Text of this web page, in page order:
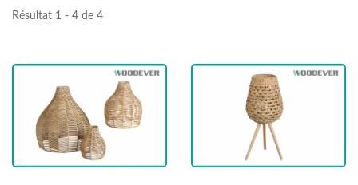
Résultat 1 - 4 de 4